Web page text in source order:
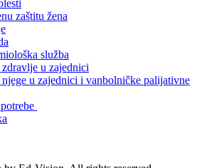
zaštitu žena
služba
u zajednici
njege u zajednici i vanbolničke palijativne